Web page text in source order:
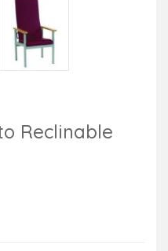
Reclinable